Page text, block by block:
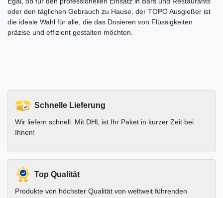
oder den täglichen Gebrauch zu Hause, der TOPO Ausgießer ist
die ideale Wahl für alle, die das Dosieren von Flüssigkeiten
präzise und effizient gestalten möchten.
Schnelle Lieferung
Wir liefern schnell. Mit DHL ist Ihr Paket in kurzer Zeit bei
Ihnen!
Top Qualität
Produkte von höchster Qualität von weltweit führenden